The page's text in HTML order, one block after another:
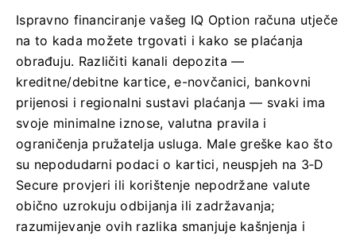
Ispravno financiranje vašeg IQ Option računa utječe
na to kada možete trgovati i kako se plaćanja
obrađuju. Različiti kanali depozita —
kreditne/debitne kartice, e-novčanici, bankovni
prijenosi i regionalni sustavi plaćanja — svaki ima
svoje minimalne iznose, valutna pravila i
ograničenja pružatelja usluga. Male greške kao što
su nepodudarni podaci o kartici, neuspjeh na 3‑D
Secure provjeri ili korištenje nepodržane valute
obično uzrokuju odbijanja ili zadržavanja;
razumijevanje ovih razlika smanjuje kašnjenja i